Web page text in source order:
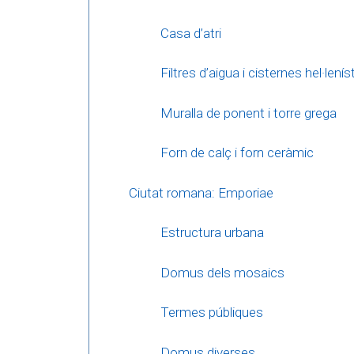
Casa d’atri
Filtres d’aigua i cisternes
Muralla de ponent i torre grega
Forn de calç i forn ceràmic
Ciutat romana: Emporiae
Estructura urbana
Domus dels mosaics
Termes públiques